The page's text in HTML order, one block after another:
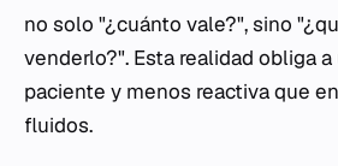
no solo "¿cuánto vale?", sino
venderlo?". Esta realidad obliga
paciente y menos reactiva que
fluidos.